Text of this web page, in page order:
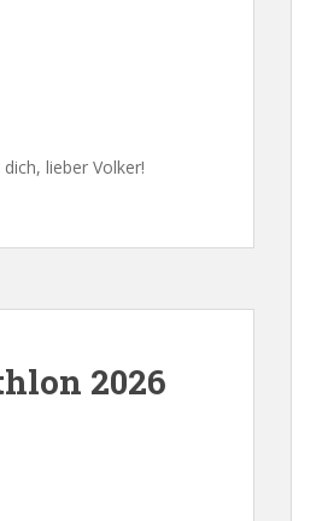
lieber Volker!
2026